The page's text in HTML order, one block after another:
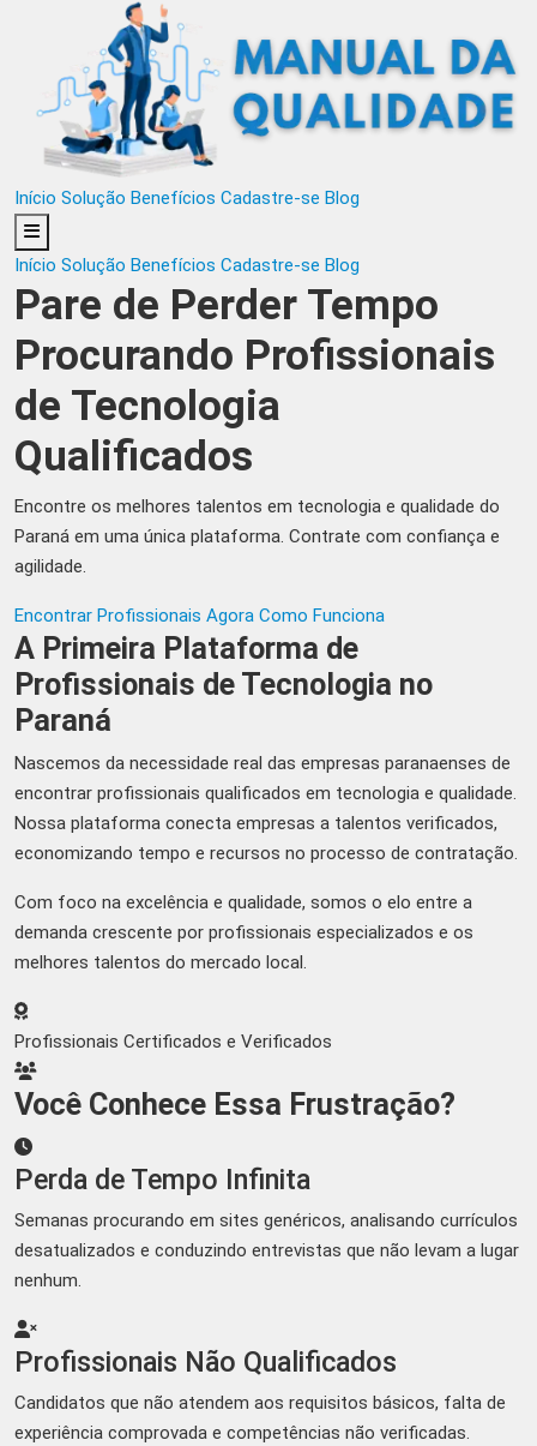
Início Solução Benefícios Cadastre-se Blog
Início Solução Benefícios Cadastre-se Blog
Pare de Perder Tempo
Procurando Profissionais
de Tecnologia
Qualificados
Encontre os melhores talentos em tecnologia e qualidade do
Paraná em uma única plataforma. Contrate com confiança e
agilidade.
Encontrar Profissionais Agora Como Funciona
A Primeira Plataforma de
Profissionais de Tecnologia no
Paraná
Nascemos da necessidade real das empresas paranaenses de
encontrar profissionais qualificados em tecnologia e qualidade.
Nossa plataforma conecta empresas a talentos verificados,
economizando tempo e recursos no processo de contratação.
Com foco na excelência e qualidade, somos o elo entre a
demanda crescente por profissionais especializados e os
melhores talentos do mercado local.
Profissionais Certificados e Verificados
Você Conhece Essa Frustração?
Perda de Tempo Infinita
Semanas procurando em sites genéricos, analisando currículos
desatualizados e conduzindo entrevistas que não levam a lugar
nenhum.
Profissionais Não Qualificados
Candidatos que não atendem aos requisitos básicos, falta de
experiência comprovada e competências não verificadas.